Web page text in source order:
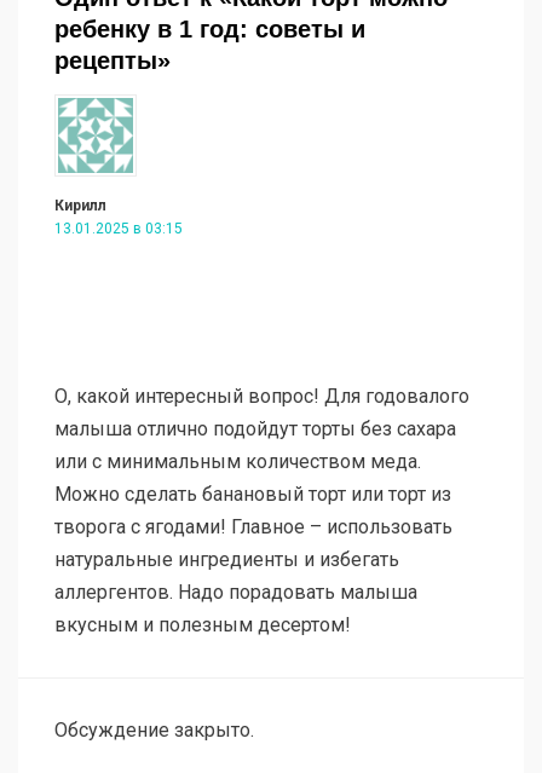
ребенку в 1 год: советы и
рецепты»
Кирилл
13.01.2025 в 03:15
О, какой интересный вопрос! Для годовалого
малыша отлично подойдут торты без сахара
или с минимальным количеством меда.
Можно сделать банановый торт или торт из
творога с ягодами! Главное – использовать
натуральные ингредиенты и избегать
аллергентов. Надо порадовать малыша
вкусным и полезным десертом!
Обсуждение закрыто.